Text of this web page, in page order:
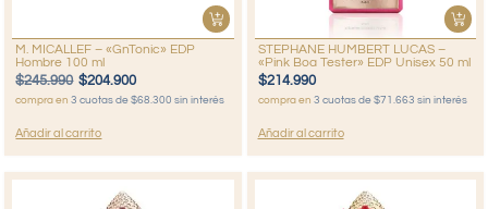
M. MICALLEF – «GnTonic» EDP
Hombre 100 ml
$245.990 $204.900
compra en3 cuotas de $68.300 sin interés
Añadir al carrito
STEPHANE HUMBERT LUCAS –
«Pink Boa Tester» EDP Unisex 50 ml
$214.990
compra en 3 cuotas de $71.663 sin interés
Añadir al carrito